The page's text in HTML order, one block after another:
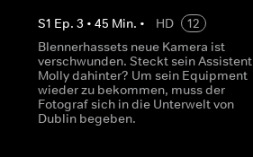
S1 Ep. 3 • 45 Min. • HD
12
Blennerhassets neue Kamera ist
verschwunden. Steckt sein Assistent
Molly dahinter? Um sein Equipment
wieder zu bekommen, muss der
Fotograf sich in die Unterwelt von
Dublin begeben.